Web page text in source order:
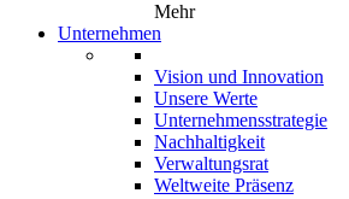
Mehr
Unternehmen
Vision und Innovation
Unsere Werte
Unternehmensstrategie
Nachhaltigkeit
Verwaltungsrat
Weltweite Präsenz